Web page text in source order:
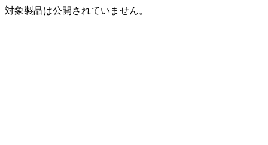
対象製品は公開されていません。